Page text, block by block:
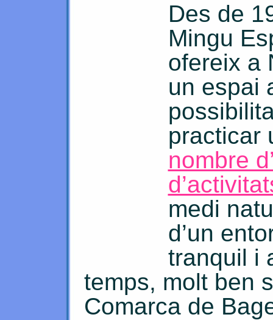
Des de
Mingu
ofereix a
un espai
practicar
nombre
medi
d’un
tranquil i
temps, molt ben
Comarca de